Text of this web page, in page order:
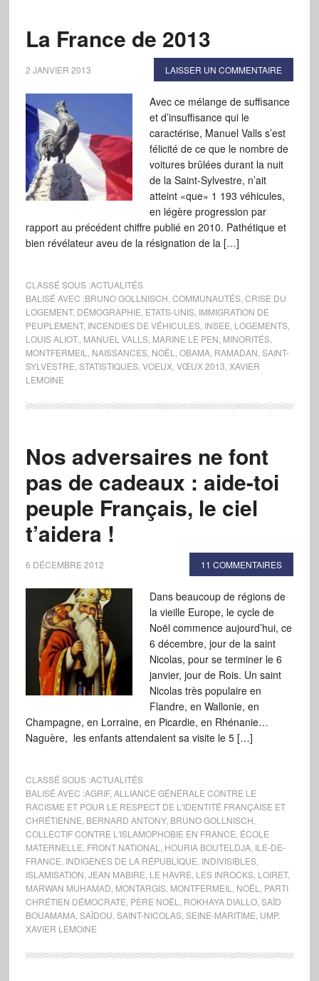
La France de 2013
2 JANVIER 2013 LAISSER UN COMMENTAIRE
Avec ce mélange de suffisance
et d’insuffisance qui le
caractérise, Manuel Valls s’est
félicité de ce que le nombre de
voitures brûlées durant la nuit
de la Saint-Sylvestre, n’ait
atteint «que» 1 193 véhicules,
en légère progression par
rapport au précédent chiffre publié en 2010. Pathétique et
bien révélateur aveu de la résignation de la […]
CLASSÉ SOUS :ACTUALITÉS
BALISÉ AVEC :BRUNO GOLLNISCH COMMUNAUTÉS, CRISE DU
LOGEMENT, DÉMOGRAPHIE ETATS-UNIS, IMMIGRATION DE
PEUPLEMENT, INCENDIES DE VÉHICULES, INSEE LOGEMENTS,
LOUIS ALIOT. MANUEL VALLS, MARINE LE PEN MINORITÉS,
MONTFERMEIL
NAISSANCES, NOËL OBAMA, RAMADAN SAINT-
SYLVESTRE STATISTIQUES, VOEUX, VŒUX 2013 XAVIER
LEMOINE
Nos adversaires ne font
pas de cadeaux : aide-toi
peuple Français, le ciel
t’aidera !
6 DÉCEMBRE 2012 11 COMMENTAIRES
Dans beaucoup de régions de
la vieille Europe, le cycle de
Noël commence aujourd’hui, ce
6 décembre, jour de la saint
Nicolas, pour se terminer le 6
janvier, jour de Rois. Un saint
Nicolas très populaire en
Flandre, en Wallonie, en
Champagne, en Lorraine, en Picardie, en Rhénanie…
Naguère, les enfants attendaient sa visite le 5 […]
CLASSÉ SOUS :ACTUALITÉS
BALISÉ AVEC :AGRIF, ALLIANCE GÉNÉRALE CONTRE LE
RACISME ET POUR LE RESPECT DE L'IDENTITÉ FRANÇAISE ET
CHRÉTIENNE BERNARD ANTONY, BRUNO GOLLNISCH
COLLECTIF CONTRE L'ISLAMOPHOBIE EN FRANCE ÉCOLE
MATERNELLE FRONT NATIONAL HOURIA BOUTELDJA, ILE-DE-
FRANCE INDIGÈNES DE LA RÉPUBLIQUE INDIVISIBLES,
ISLAMISATION JEAN MABIRE LE HAVRE LES INROCKS, LOIRET,
MARWAN MUHAMAD MONTARGIS, MONTFERMEIL NOËL
PARTI
CHRÉTIEN DÉMOCRATE PÈRE NOËL ROKHAYA DIALLO, SAÏD
BOUAMAMA, SAÏDOU SAINT-NICOLAS, SEINE-MARITIME UMP,
XAVIER LEMOINE